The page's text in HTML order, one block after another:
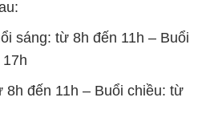
sáng: từ 8h đến 11h – Buổi
đến 11h – Buổi chiều: từ